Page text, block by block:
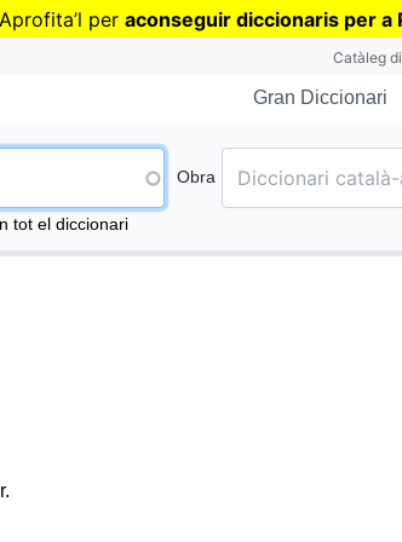
Vés
’l per aconseguir diccionaris per a
Catàleg
Gran Diccionari
Obra
tot el diccionari